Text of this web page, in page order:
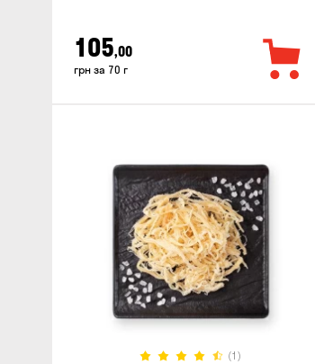
105,00
грн за 70 г
(1)